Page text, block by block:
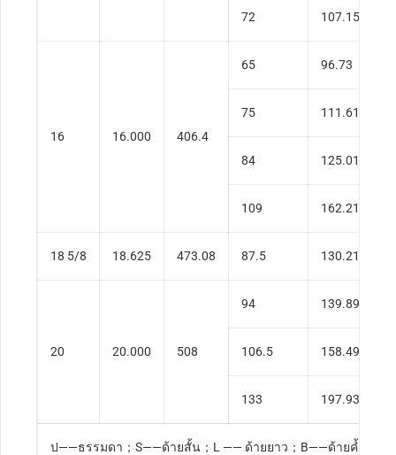
72 107.15
16 16.000 406.4
65 96.73
75 111.61
84 125.01
109 162.21
18 5/8 18.625 473.08 87.5 130.21
20 20.000 508
94 139.89
106.5 158.49
133 197.93
ป——ธรรมดา；S——ด้ายสั้น；L —— ด้ายยาว；B——ด้ายค้ำจุน